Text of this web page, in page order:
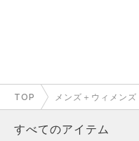
TOP メンズ＋ウィメンズ
すべてのアイテム